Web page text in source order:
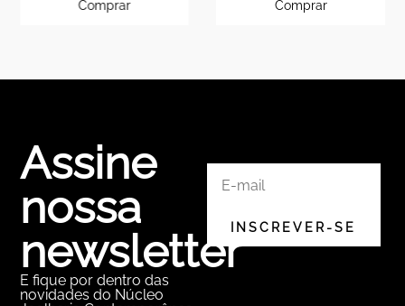
Assine
nossa
newsletter
E fique por dentro das
novidades do Núcleo